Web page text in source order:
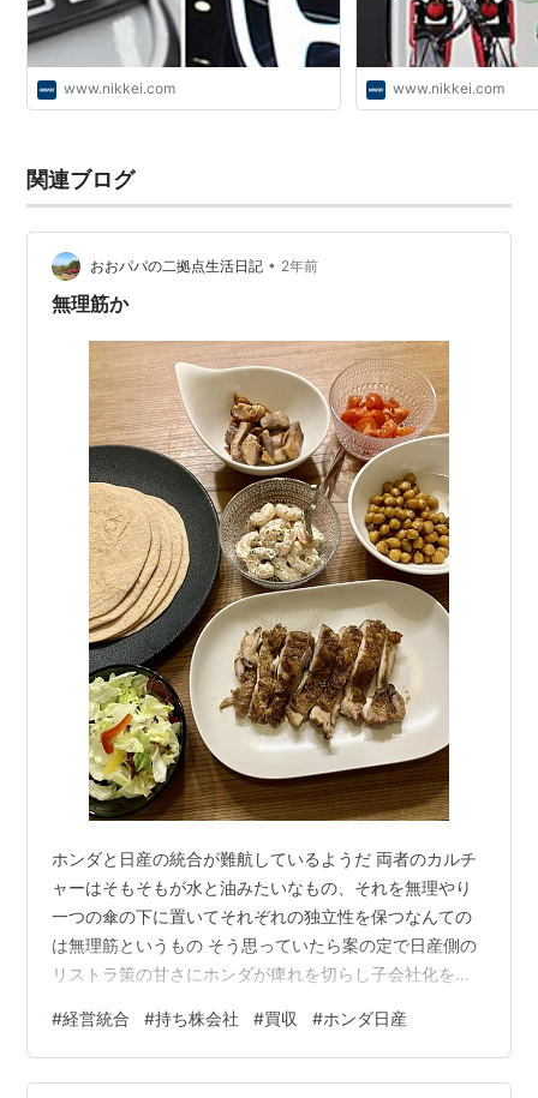
www.nikkei.com www.nikkei.com
関連ブログ
おおパパの二拠点生活日記 • 2年前
無理筋か
ホンダと日産の統合が難航しているようだ 両者のカルチ
ャーはそもそもが水と油みたいなもの、それを無理やり
一つの傘の下に置いてそれぞれの独立性を保つなんての
は無理筋というもの そう思っていたら案の定で日産側の
リストラ策の甘さにホンダが痺れを切らし子会社化を持
イドの高い日産が反対しているとのことでこの案件は破
談ということもありそうだ いずれにせよ、中途半端に経
産省あたりが口を出して無理やり統合なんて事にならな
#経営統合 #持ち株会社 #買収 #ホンダ日産